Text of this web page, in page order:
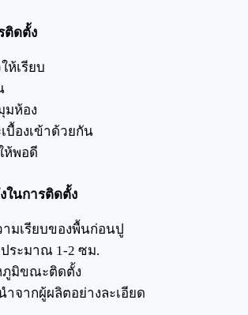
ติดตั้ง
ห้เรียบ
มห้อง
บื้องเข้าด้วยกัน
ห้พอดี
ในการติดตั้ง
มเรียบของพื้นก่อนปู
ระมาณ 1-2 ซม.
มิขณะติดตั้ง
จากผู้ผลิตอย่างละเอียด